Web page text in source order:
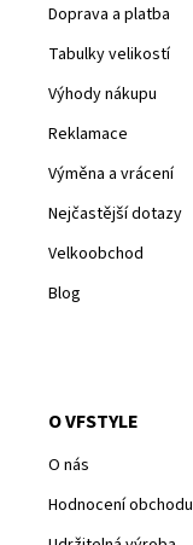
Doprava a platba
Tabulky velikostí
Výhody nákupu
Reklamace
Výměna a vrácení
Nejčastější dotazy
Velkoobchod
Blog
O VFSTYLE
O nás
Hodnocení obchodu